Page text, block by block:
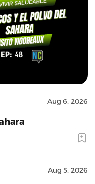
Aug 6, 2026
Aug 5, 2026